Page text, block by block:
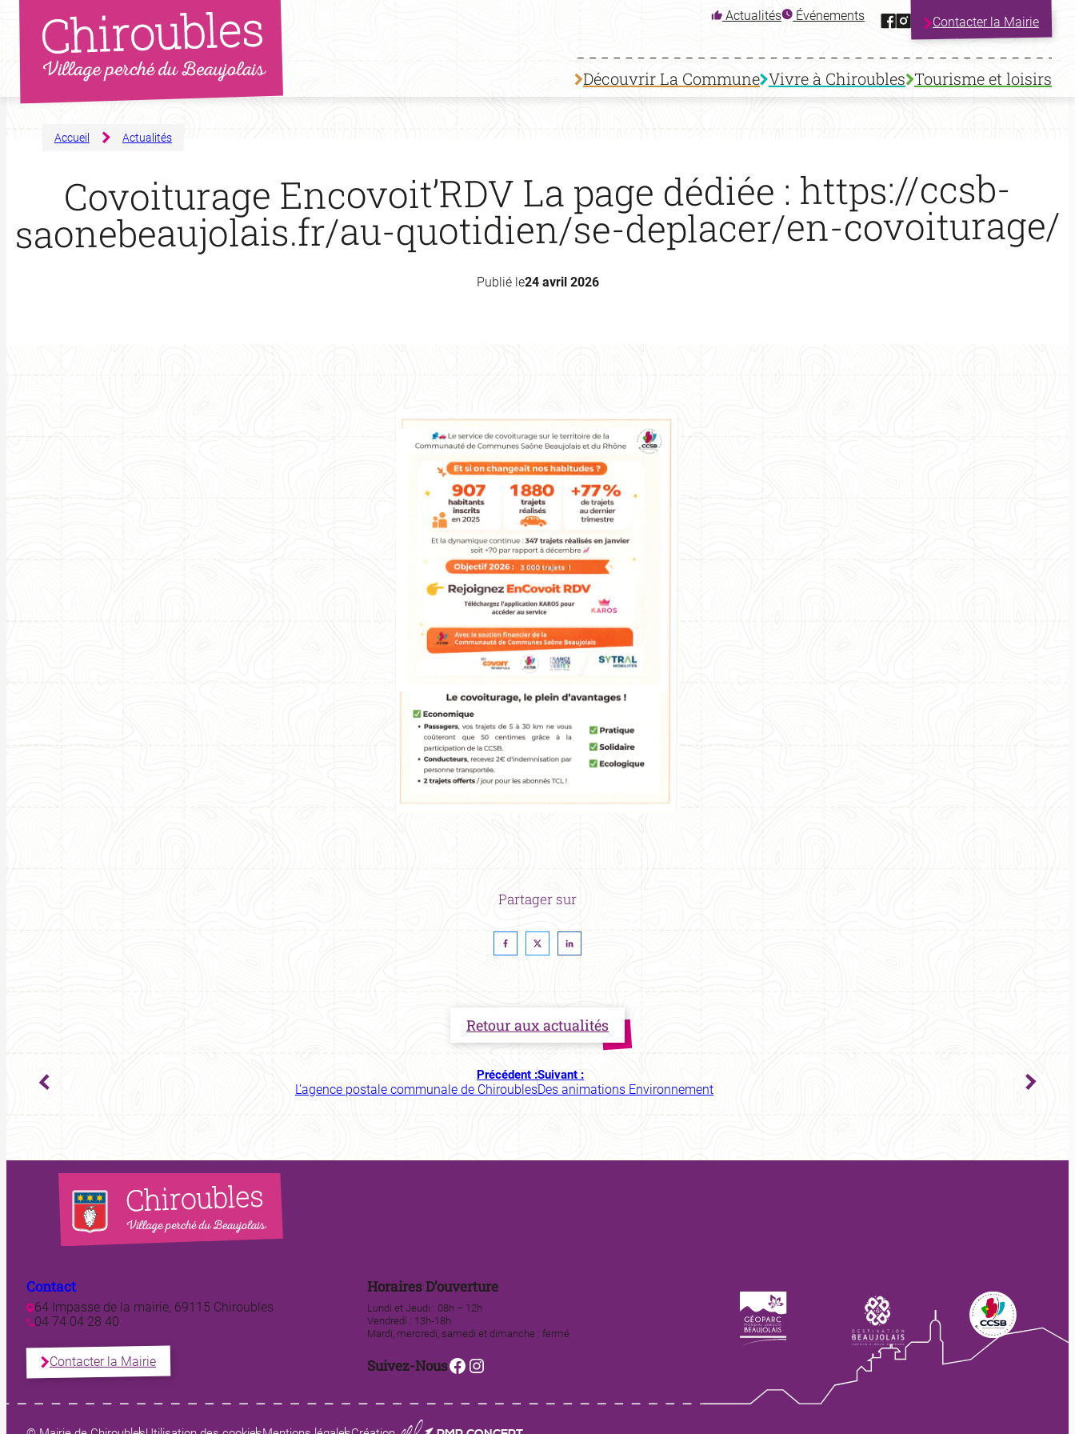
Aller
au
contenu
Actualités Événements Facebook
Instagram
Contacter la Mairie
Découvrir La Commune Vivre à Chiroubles Tourisme et loisirs
Accueil Actualités
Covoiturage Encovoit’RDV La page dédiée : https://ccsb-
saonebeaujolais.fr/au-quotidien/se-deplacer/en-covoiturage/
Publié le24 avril 2026
Partager sur
Retour aux actualités
Précédent :
L’agence postale communale de Chiroubles
Suivant :
Des animations Environnement
Contact
64 Impasse de la mairie, 69115 Chiroubles
04 74 04 28 40
Contacter la Mairie
Horaires D’ouverture
Lundi et Jeudi : 08h – 12h
Vendredi : 13h-18h
Mardi, mercredi, samedi et dimanche : fermé
Suivez-NousFacebook
Instagram
0123 PMP CONCEPT